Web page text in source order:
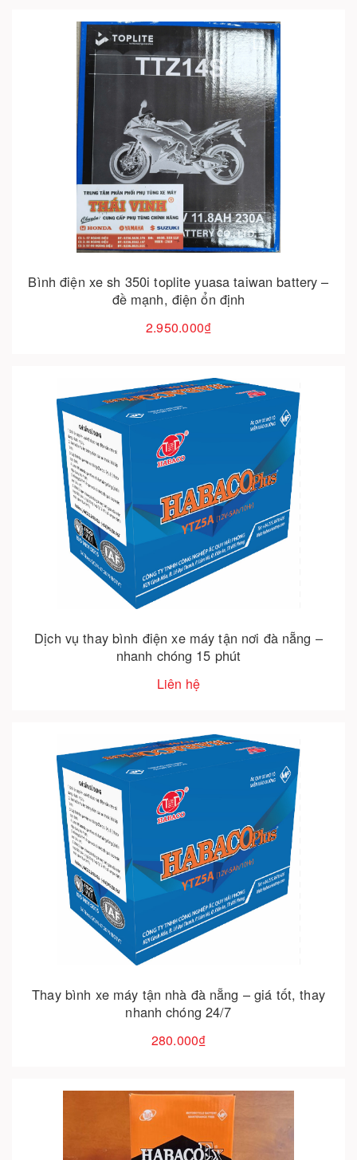
Bình điện xe sh 350i toplite yuasa taiwan battery –
đề mạnh, điện ổn định
2.950.000₫
Cho vào giỏ hàng
Dịch vụ thay bình điện xe máy tận nơi đà nẵng –
nhanh chóng 15 phút
Liên hệ
Thay bình xe máy tận nhà đà nẵng – giá tốt, thay
nhanh chóng 24/7
280.000₫
Cho vào giỏ hàng